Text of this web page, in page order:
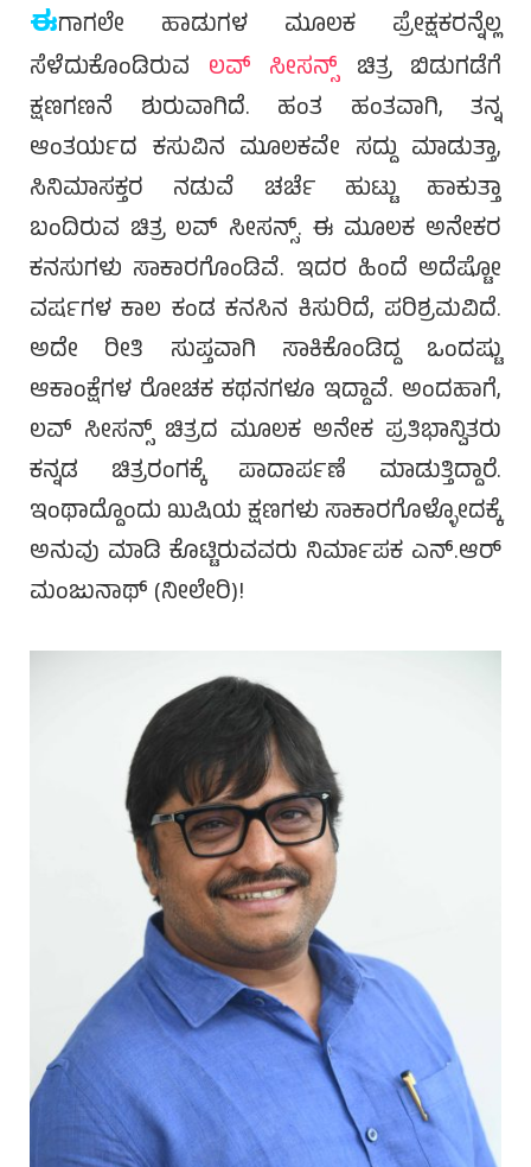
ಈಗಾಗಲೇ ಹಾಡುಗಳ ಮೂಲಕ ಪ್ರೇಕ್ಷಕರನ್ನೆಲ್ಲ
ಸೆಳೆದುಕೊಂಡಿರುವ ಲವ್ ಸೀಸನ್ಸ್ಚಿತ್ರ ಬಿಡುಗಡೆಗೆ
ಕ್ಷಣಗಣನೆ ಶುರುವಾಗಿದೆ. ಹಂತ ಹಂತವಾಗಿ, ತನ್ನ
ಆಂತರ್ಯದ ಕಸುವಿನ ಮೂಲಕವೇ ಸದ್ದು ಮಾಡುತ್ತಾ,
ಸಿನಿಮಾಸಕ್ತರ ನಡುವೆ ಚರ್ಚೆ ಹುಟ್ಟು ಹಾಕುತ್ತಾ
ಬಂದಿರುವ ಚಿತ್ರ ಲವ್ ಸೀಸನ್ಸ್. ಈ ಮೂಲಕ ಅನೇಕರ
ಕನಸುಗಳು ಸಾಕಾರಗೊಂಡಿವೆ. ಇದರ ಹಿಂದೆ ಅದೆಷ್ಟೋ
ವರ್ಷಗಳ ಕಾಲ ಕಂಡ ಕನಸಿನ ಕಿಸುರಿದೆ, ಪರಿಶ್ರಮವಿದೆ.
ಅದೇ ರೀತಿ ಸುಪ್ತವಾಗಿ ಸಾಕಿಕೊಂಡಿದ್ದ ಒಂದಷ್ಟು
ಆಕಾಂಕ್ಷೆಗಳ ರೋಚಕ ಕಥನಗಳೂ ಇದ್ದಾವೆ. ಅಂದಹಾಗೆ,
ಲವ್ ಸೀಸನ್ಸ್ ಚಿತ್ರದ ಮೂಲಕ ಅನೇಕ ಪ್ರತಿಭಾನ್ವಿತರು
ಕನ್ನಡ ಚಿತ್ರರಂಗಕ್ಕೆ ಪಾದಾರ್ಪಣೆ ಮಾಡುತ್ತಿದ್ದಾರೆ.
ಇಂಥಾದ್ದೊಂದು ಖುಷಿಯ ಕ್ಷಣಗಳು ಸಾಕಾರಗೊಳ್ಳೋದಕ್ಕೆ
ಅನುವು ಮಾಡಿ ಕೊಟ್ಟಿರುವವರು ನಿರ್ಮಾಪಕ ಎನ್.ಆರ್
ಮಂಜುನಾಥ್ (ನೀಲೇರಿ)!